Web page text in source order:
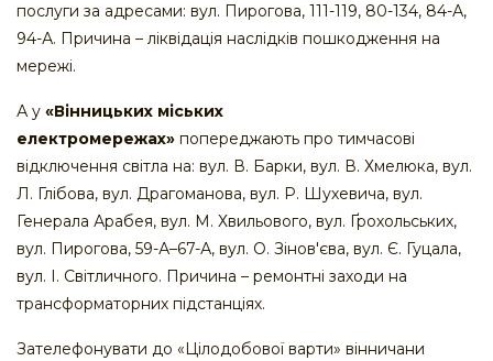
послуги за адресами: вул. Пирогова, 111-119, 80-134, 84-А,
94-А. Причина – ліквідація наслідків пошкодження на
мережі.
А у «Вінницьких міських
електромережах» попереджають про тимчасові
відключення світла на: вул. В. Барки, вул. В. Хмелюка, вул.
Л. Глібова, вул. Драгоманова, вул. Р. Шухевича, вул.
Генерала Арабея, вул. М. Хвильового, вул. Ґрохольських,
вул. Пирогова, 59-А–67-А, вул. О. Зінов'єва, вул. Є. Гуцала,
вул. І. Світличного. Причина – ремонтні заходи на
трансформаторних підстанціях.
Зателефонувати до «Цілодобової варти» вінничани